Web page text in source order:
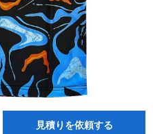
見積りを依頼する